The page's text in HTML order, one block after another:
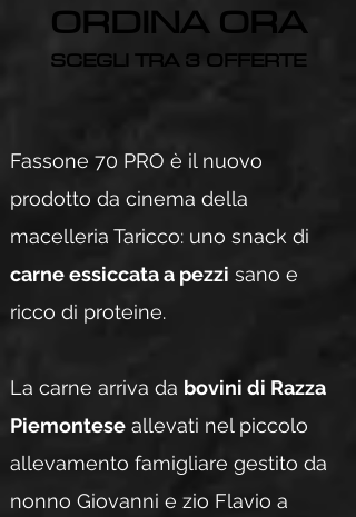
ORDINA ORA
SCEGLI TRA 3 OFFERTE
Fassone 70 PRO è il nuovo
prodotto da cinema della
macelleria Taricco: uno snack di
carne essiccata a pezzi sano e
ricco di proteine.
La carne arriva da bovini di Razza
Piemontese allevati nel piccolo
allevamento famigliare gestito da
nonno Giovanni e zio Flavio a